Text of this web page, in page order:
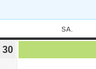
SA.
30